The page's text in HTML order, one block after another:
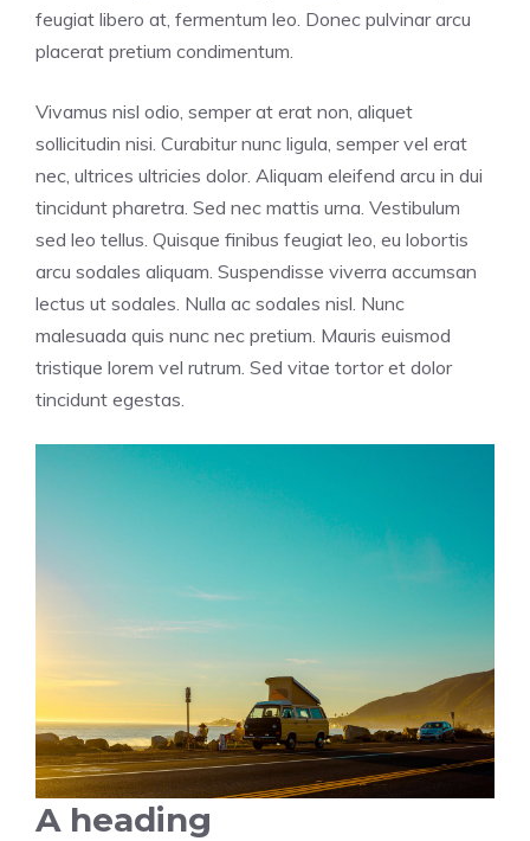
feugiat libero at, fermentum leo. Donec pulvinar arcu
placerat pretium condimentum.
Vivamus nisl odio, semper at erat non, aliquet
sollicitudin nisi. Curabitur nunc ligula, semper vel erat
nec, ultrices ultricies dolor. Aliquam eleifend arcu in dui
tincidunt pharetra. Sed nec mattis urna. Vestibulum
sed leo tellus. Quisque finibus feugiat leo, eu lobortis
arcu sodales aliquam. Suspendisse viverra accumsan
lectus ut sodales. Nulla ac sodales nisl. Nunc
malesuada quis nunc nec pretium. Mauris euismod
tristique lorem vel rutrum. Sed vitae tortor et dolor
tincidunt egestas.
A heading